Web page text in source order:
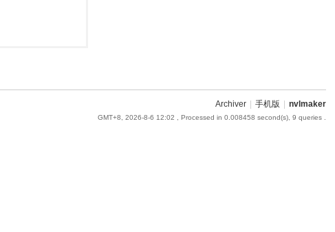
Archiver 手机版 nvlmaker
GMT+8, 2026-8-6 12:02 , Processed in 0.008458 second(s), 9 queries .